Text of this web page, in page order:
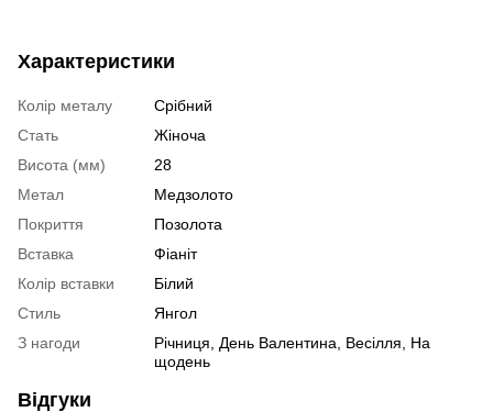
Характеристики
Колір металу
Срібний
Стать
Жіноча
Висота (мм)
28
Метал
Медзолото
Покриття
Позолота
Вставка
Фіаніт
Колір вставки
Білий
Стиль
Янгол
З нагоди
Річниця, День Валентина, Весілля, На
щодень
Відгуки